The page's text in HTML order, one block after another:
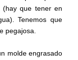
(hay que tener en
Tenemos que
pegajosa.
molde engrasado